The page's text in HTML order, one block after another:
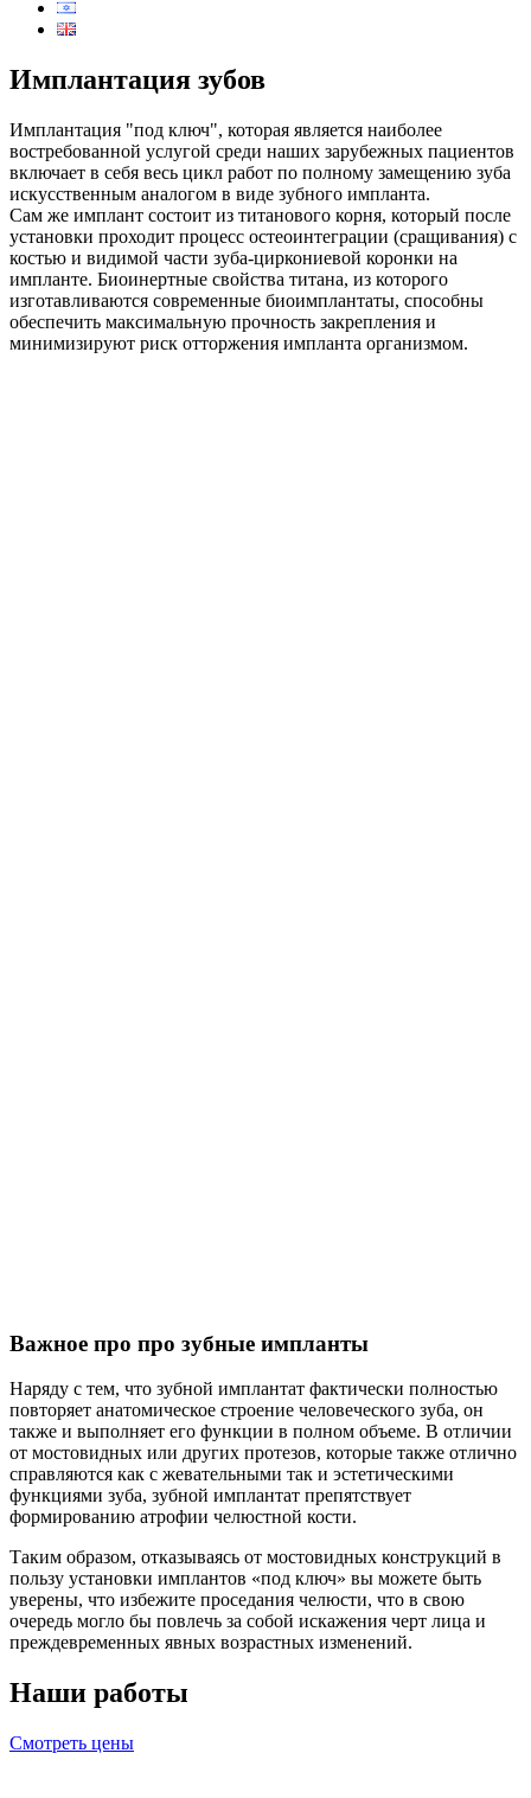
Имплантация зубов
Имплантация "под ключ", которая является наиболее
востребованной услугой среди наших зарубежных пациентов
включает в себя весь цикл работ по полному замещению зуба
искусственным аналогом в виде зубного импланта.
Сам же имплант состоит из титанового корня, который после
установки проходит процесс остеоинтеграции (сращивания) с
костью и видимой части зуба-циркониевой коронки на
импланте. Биоинертные свойства титана, из которого
изготавливаются современные биоимплантаты, способны
обеспечить максимальную прочность закрепления и
минимизируют риск отторжения импланта организмом.
Важное про про зубные импланты
Наряду с тем, что зубной имплантат фактически полностью
повторяет анатомическое строение человеческого зуба, он
также и выполняет его функции в полном объеме. В отличии
от мостовидных или других протезов, которые также отлично
справляются как с жевательными так и эстетическими
функциями зуба, зубной имплантат препятствует
формированию атрофии челюстной кости.
Таким образом, отказываясь от мостовидных конструкций в
пользу установки имплантов «под ключ» вы можете быть
уверены, что избежите проседания челюсти, что в свою
очередь могло бы повлечь за собой искажения черт лица и
преждевременных явных возрастных изменений.
Наши работы
Смотреть цены